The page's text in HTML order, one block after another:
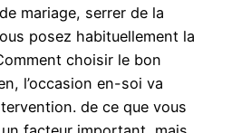
mariage, serrer de la
posez habituellement la
choisir le bon
l’occasion en-soi va
de ce que vous